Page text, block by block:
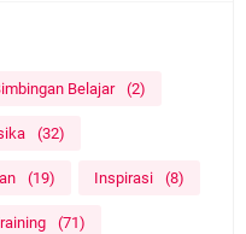
Belajar (2)
(32)
(19) Inspirasi (8)
(71)